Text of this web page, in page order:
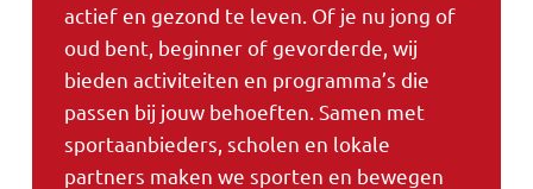
actief en gezond te leven. Of je nu jong of
oud bent, beginner of gevorderde, wij
bieden activiteiten en programma’s die
passen bij jouw behoeften. Samen met
sportaanbieders, scholen en lokale
partners maken we sporten en bewegen